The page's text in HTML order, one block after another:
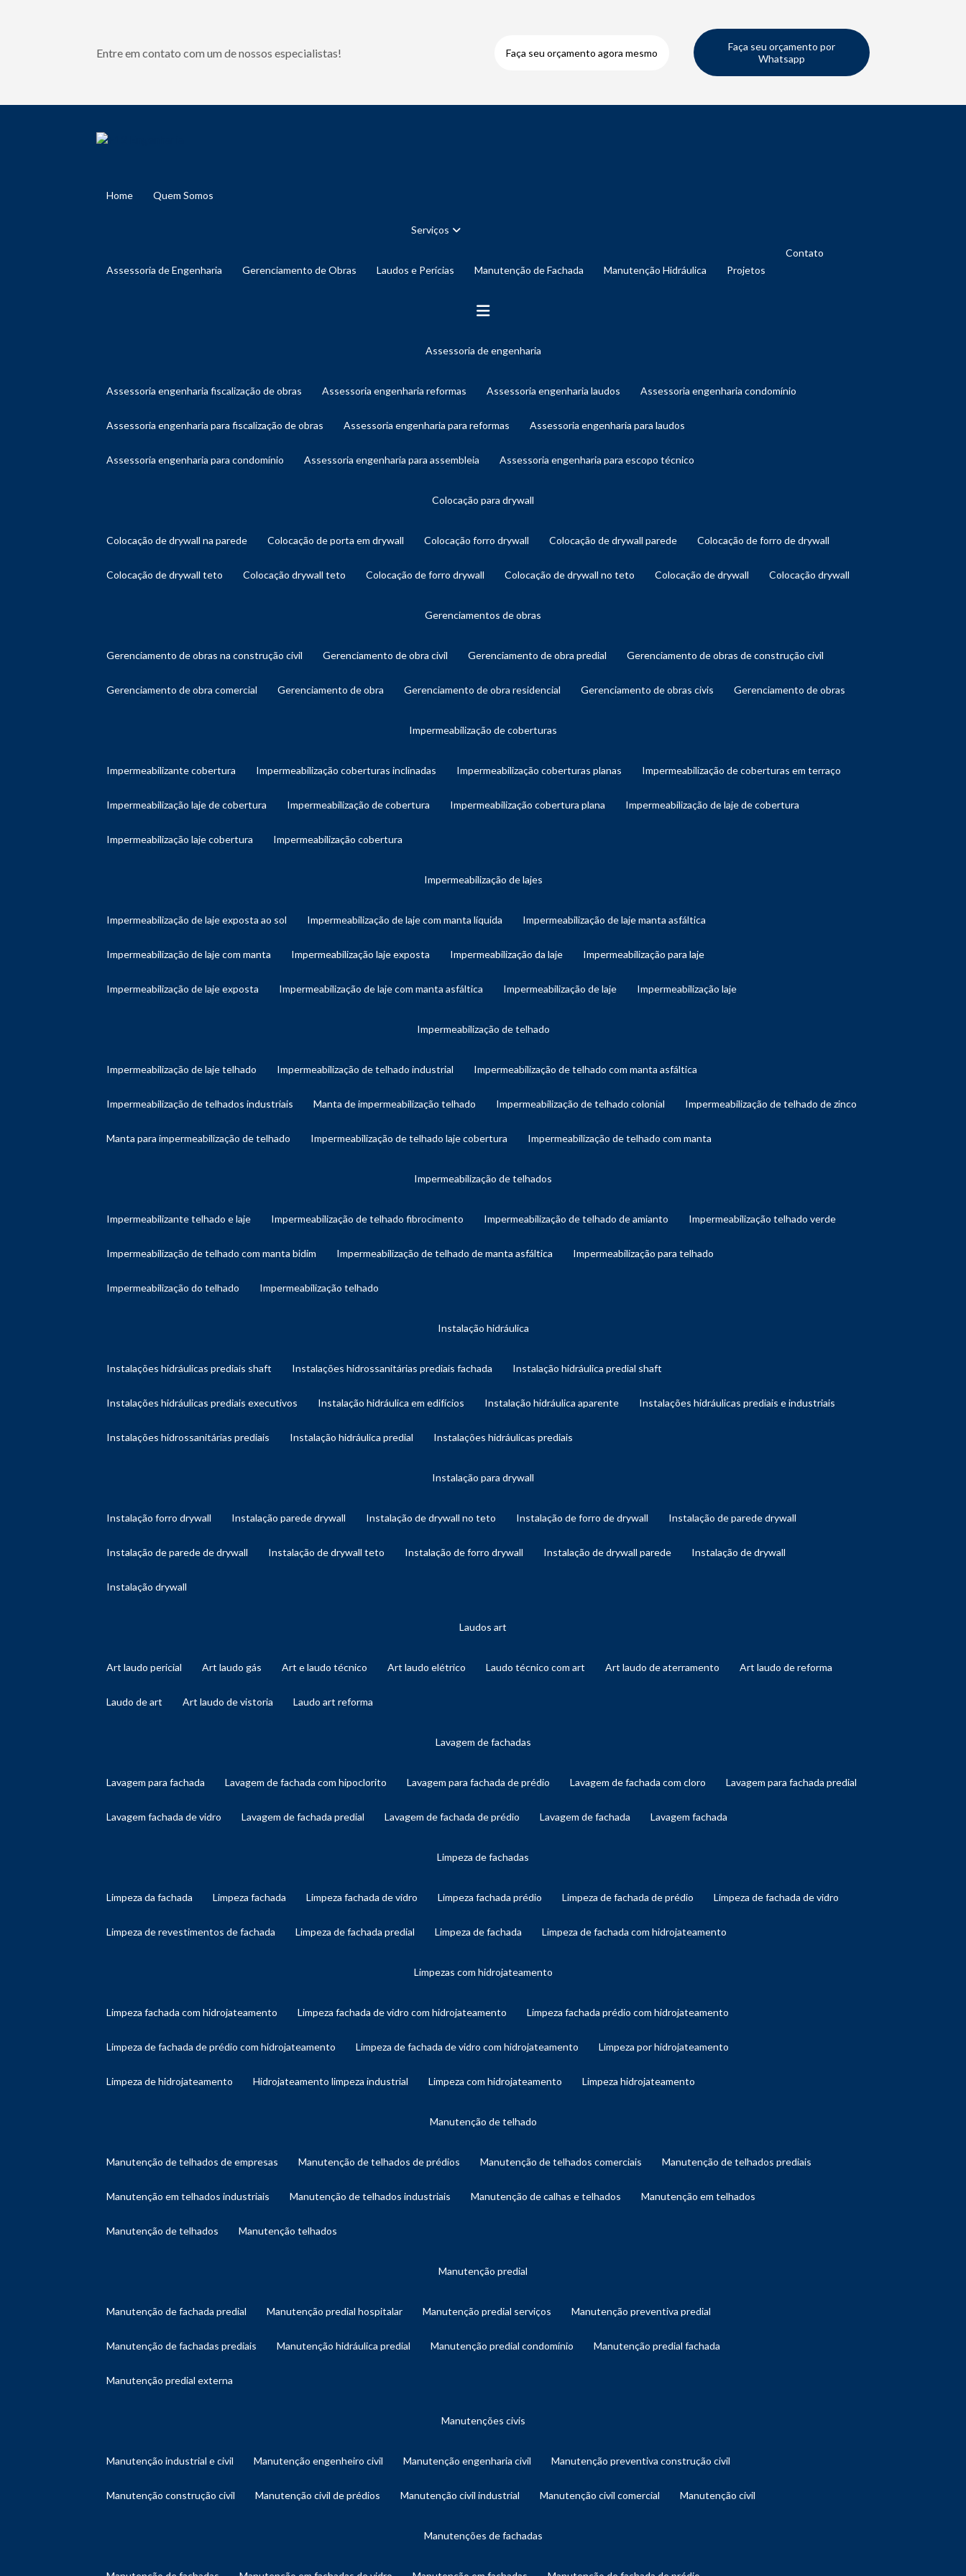
Entre em contato com um de nossos especialistas! Faça seu orçamento agora mesmo
Faça seu orçamento por
Whatsapp
Home Quem Somos
Serviços
Assessoria de Engenharia Gerenciamento de Obras Laudos e Perícias Manutenção de Fachada Manutenção Hidráulica Projetos
Contato
assessoria de engenharia
assessoria engenharia fiscalização de obras assessoria engenharia reformas assessoria engenharia laudos assessoria engenharia condomínio
assessoria engenharia para fiscalização de obras assessoria engenharia para reformas assessoria engenharia para laudos
assessoria engenharia para condomínio assessoria engenharia para assembleia assessoria engenharia para escopo técnico
colocação para drywall
colocação de drywall na parede colocação de porta em drywall colocação forro drywall colocação de drywall parede colocação de forro de drywall
colocação de drywall teto colocação drywall teto colocação de forro drywall colocação de drywall no teto colocação de drywall colocação drywall
gerenciamentos de obras
gerenciamento de obras na construção civil gerenciamento de obra civil gerenciamento de obra predial gerenciamento de obras de construção civil
gerenciamento de obra comercial gerenciamento de obra gerenciamento de obra residencial gerenciamento de obras civis gerenciamento de obras
impermeabilização de coberturas
impermeabilizante cobertura impermeabilização coberturas inclinadas impermeabilização coberturas planas impermeabilização de coberturas em terraço
impermeabilização laje de cobertura impermeabilização de cobertura impermeabilização cobertura plana impermeabilização de laje de cobertura
impermeabilização laje cobertura impermeabilização cobertura
impermeabilização de lajes
impermeabilização de laje exposta ao sol impermeabilização de laje com manta líquida impermeabilização de laje manta asfáltica
impermeabilização de laje com manta impermeabilização laje exposta impermeabilização da laje impermeabilização para laje
impermeabilização de laje exposta impermeabilização de laje com manta asfáltica impermeabilização de laje impermeabilização laje
impermeabilização de telhado
impermeabilização de laje telhado impermeabilização de telhado industrial impermeabilização de telhado com manta asfáltica
impermeabilização de telhados industriais manta de impermeabilização telhado impermeabilização de telhado colonial impermeabilização de telhado de zinco
manta para impermeabilização de telhado impermeabilização de telhado laje cobertura impermeabilização de telhado com manta
impermeabilização de telhados
impermeabilizante telhado e laje impermeabilização de telhado fibrocimento impermeabilização de telhado de amianto impermeabilização telhado verde
impermeabilização de telhado com manta bidim impermeabilização de telhado de manta asfáltica impermeabilização para telhado
impermeabilização do telhado impermeabilização telhado
instalação hidráulica
instalações hidráulicas prediais shaft instalações hidrossanitárias prediais fachada instalação hidráulica predial shaft
instalações hidráulicas prediais executivos instalação hidráulica em edifícios instalação hidráulica aparente instalações hidráulicas prediais e industriais
instalações hidrossanitárias prediais instalação hidráulica predial instalações hidráulicas prediais
instalação para drywall
instalação forro drywall instalação parede drywall instalação de drywall no teto instalação de forro de drywall instalação de parede drywall
instalação de parede de drywall instalação de drywall teto instalação de forro drywall instalação de drywall parede instalação de drywall
instalação drywall
laudos art
art laudo pericial art laudo gás art e laudo técnico art laudo elétrico laudo técnico com art art laudo de aterramento art laudo de reforma
laudo de art art laudo de vistoria laudo art reforma
lavagem de fachadas
lavagem para fachada lavagem de fachada com hipoclorito lavagem para fachada de prédio lavagem de fachada com cloro lavagem para fachada predial
lavagem fachada de vidro lavagem de fachada predial lavagem de fachada de prédio lavagem de fachada lavagem fachada
limpeza de fachadas
limpeza da fachada limpeza fachada limpeza fachada de vidro limpeza fachada prédio limpeza de fachada de prédio limpeza de fachada de vidro
limpeza de revestimentos de fachada limpeza de fachada predial limpeza de fachada limpeza de fachada com hidrojateamento
limpezas com hidrojateamento
limpeza fachada com hidrojateamento limpeza fachada de vidro com hidrojateamento limpeza fachada prédio com hidrojateamento
limpeza de fachada de prédio com hidrojateamento limpeza de fachada de vidro com hidrojateamento limpeza por hidrojateamento
limpeza de hidrojateamento hidrojateamento limpeza industrial limpeza com hidrojateamento limpeza hidrojateamento
manutenção de telhado
manutenção de telhados de empresas manutenção de telhados de prédios manutenção de telhados comerciais manutenção de telhados prediais
manutenção em telhados industriais manutenção de telhados industriais manutenção de calhas e telhados manutenção em telhados
manutenção de telhados manutenção telhados
manutenção predial
manutenção de fachada predial manutenção predial hospitalar manutenção predial serviços manutenção preventiva predial
manutenção de fachadas prediais manutenção hidráulica predial manutenção predial condomínio manutenção predial fachada
manutenção predial externa
manutenções civis
manutenção industrial e civil manutenção engenheiro civil manutenção engenharia civil manutenção preventiva construção civil
manutenção construção civil manutenção civil de prédios manutenção civil industrial manutenção civil comercial manutenção civil
manutenções de fachadas